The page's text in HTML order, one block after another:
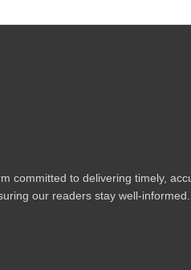
committed to delivering timely,
our readers stay well-